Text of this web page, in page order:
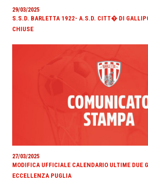
29/03/2025
S.S.D. BARLETTA 1922- A.S.D. CITT� DI
CHIUSE
27/03/2025
MODIFICA UFFICIALE CALENDARIO ULTIME DUE
ECCELLENZA PUGLIA